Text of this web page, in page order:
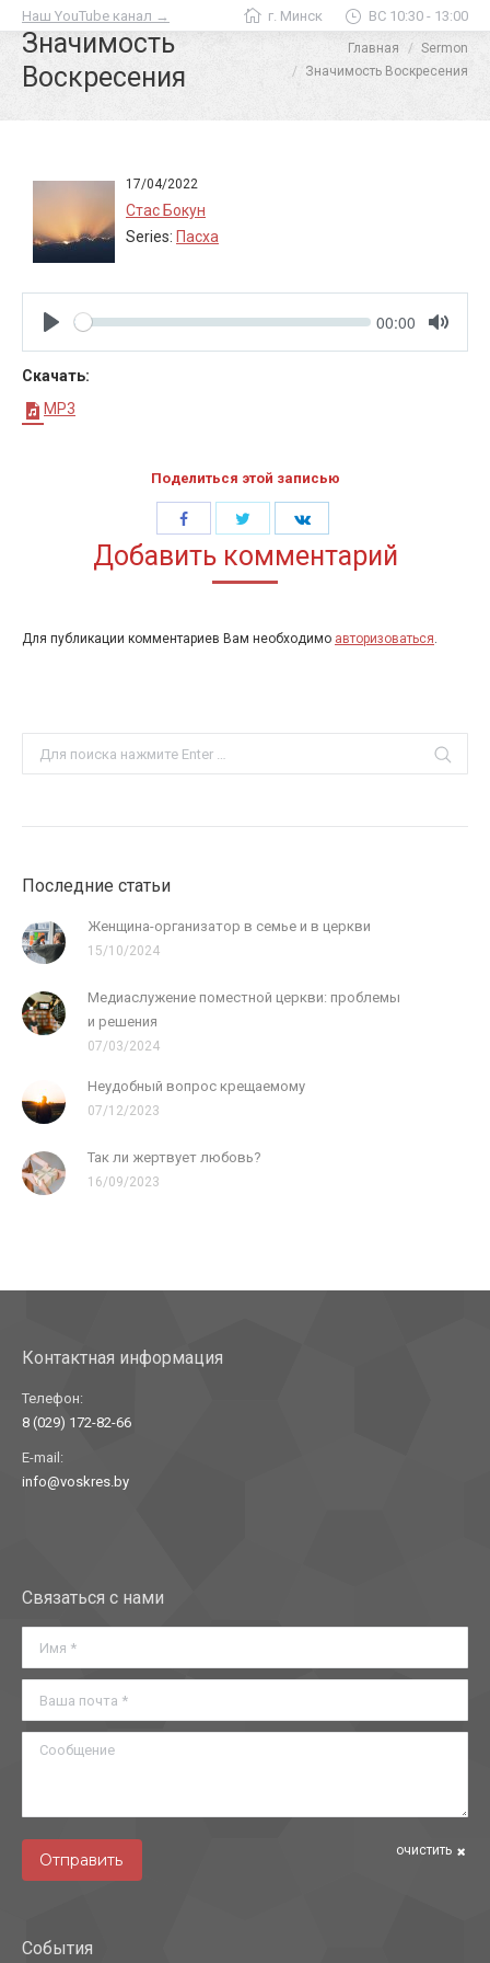
Наш YouTube канал → г. Минск ВС 10:30 - 13:00
Значимость
Воскресения
Главная
Sermon
Значимость Воскресения
17/04/2022
Стас Бокун
Series: Пасха
Seek Current
00:00
Скачать:
MP3
Поделиться этой записью
Share
with
Facebook
with
Twitter
Share
with
Добавить комментарий
Для публикации комментариев Вам необходимо авторизоваться.
Последние статьи
Женщина-организатор в семье и в церкви
15/10/2024
Медиаслужение поместной церкви: проблемы
и решения
07/03/2024
Неудобный вопрос крещаемому
07/12/2023
Так ли жертвует любовь?
16/09/2023
Контактная информация
Телефон:
8 (029) 172-82-66
E-mail:
info@voskres.by
Связаться с нами
Сообщение
Отправить очистить
События